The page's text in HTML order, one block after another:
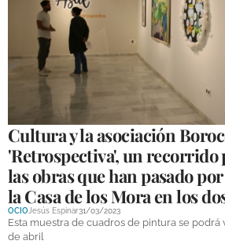
Cultura y la asociación
'Retrospectiva', un recorrido
las obras que han pasado
la Casa de los Mora en los
OCIO Jesús Espinar31/03/2023
Esta muestra de cuadros de pintura se podrá
de abril